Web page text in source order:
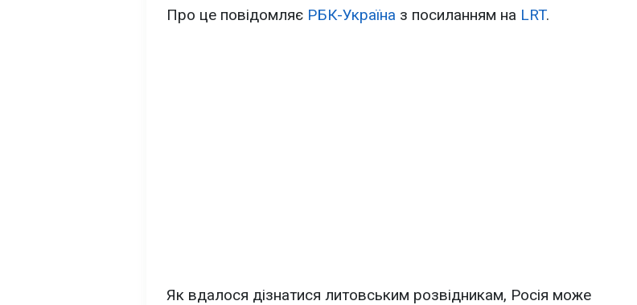
Про це повідомляє РБК-Україна з посиланням на LRT.
Як вдалося дізнатися литовським розвідникам, Росія може